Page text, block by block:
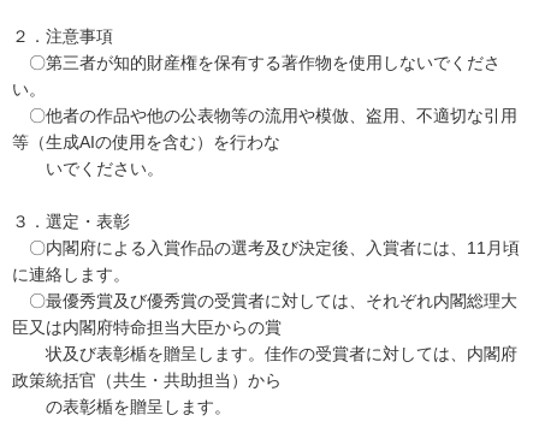
２．注意事項
〇第三者が知的財産権を保有する著作物を使用しないでくださ
い。
〇他者の作品や他の公表物等の流用や模倣、盗用、不適切な引用
等（生成AIの使用を含む）を行わな
いでください。
３．選定・表彰
〇内閣府による入賞作品の選考及び決定後、入賞者には、11月頃
に連絡します。
〇最優秀賞及び優秀賞の受賞者に対しては、それぞれ内閣総理大
臣又は内閣府特命担当大臣からの賞
状及び表彰楯を贈呈します。佳作の受賞者に対しては、内閣府
政策統括官（共生・共助担当）から
の表彰楯を贈呈します。